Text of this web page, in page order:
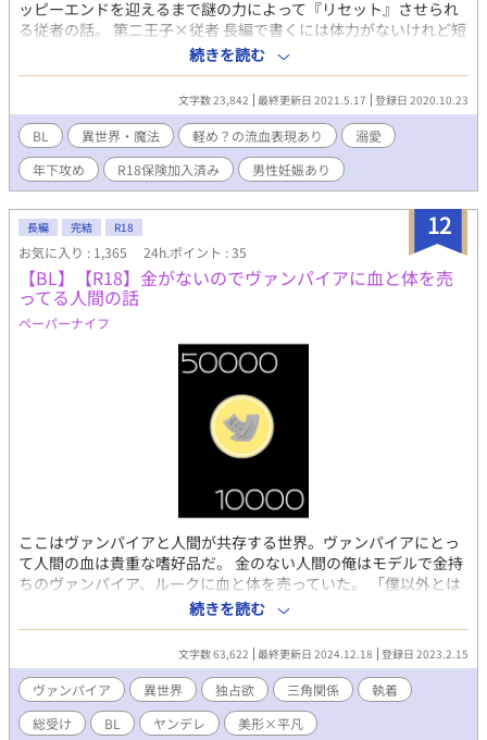
来い！という方向けです。僅かでも読んで下さる方がいらっしゃ
れば幸いです。 【警告・AI学習及び無断転載禁止】本作品の文
章、設定、ストーリーのあらゆる生成AI（ChatGPT、Claude、
Gemini等）への読み込み、スクレイピング、学習利用、および他
サイトへの無断転載・複製行為を固く禁止します。本作品は2024
年04月25日より公開されており、公開日時のタイムスタンプ（証
拠）を保持しています。類似するAI生成物や無断転載を確認した
場合は、原典としての権利に基づき、運営への通報および法的措
置を含めた厳格な対応を行います。All rights reserved. No AI
training. / Unauthorized reproduction and scraping of this
work are strictly prohibited.
ッピーエンドを迎えるまで謎の力によって『リセット』させられ
る従者の話。 第二王子×従者 長編で書くには体力がないけれど短
編ならば書けそうだなと思い書き出しました。 残酷・流血表現あ
りますがそんなにグロくはなくシリアス感もありません！ ５話く
らいで完結予定でしたが…もう少し続きます☆
続きを読む
文字数 23,842 最終更新日 2021.5.17 登録日 2020.10.23
BL 異世界・魔法 軽め？の流血表現あり
溺愛
年下攻め
R18保険加入済み 男性妊娠あり
12
長編 完結 R18
お気に入り : 1,365 24h.ポイント : 35
【BL】【R18】金がないのでヴァンパイアに血と体を売
ってる人間の話
ペーパーナイフ
ここはヴァンパイアと人間が共存する世界。ヴァンパイアにとっ
て人間の血は貴重な嗜好品だ。 金のない人間の俺はモデルで金持
ちのヴァンパイア、ルークに血と体を売っていた。 「僕以外とは
こんなことしちゃだめだよ」 そんなことを言う彼に婚約者がいる
ことを俺は知っている。そう、これは遊びであり契約だ。 そんな
ある日ルークとは別に血を買ってくれるお客さんが現れて…。 二
人のイケメンヴァンパイアに吸血され抱かれながら金を稼ぐ主人
公の話。 注意 妊娠リバなし。流血表現あり。総受け。 かなりエロ
濃いめ。何でもありな人向け。 最後は固定カプになる予定。でも
主人公は二人と体の関係もちます。嫌な方気をつけてください。
続きを読む
文字数 63,622 最終更新日 2024.12.18 登録日 2023.2.15
ヴァンパイア 異世界 独占欲 三角関係
執着
総受け
BL ヤンデレ 美形×平凡